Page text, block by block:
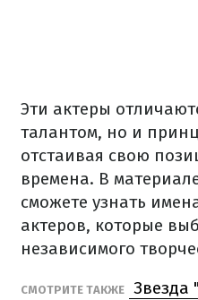
Эти актеры
талантом, но и
отстаивая свою
времена. В
сможете узнать
актеров, которые
независимого
СМОТРИТЕ ТАКЖЕ
Звезда